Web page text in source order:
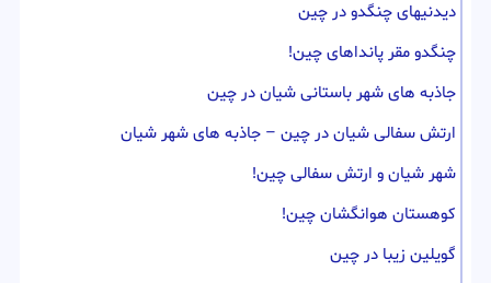
دیدنیهای چنگدو در چین
چنگدو مقر پانداهای چین!
جاذبه های شهر باستانی شیان در چین
ارتش سفالی شیان در چین – جاذبه های شهر شیان
شهر شیان و ارتش سفالی چین!
کوهستان هوانگشان چین!
گویلین زیبا در چین